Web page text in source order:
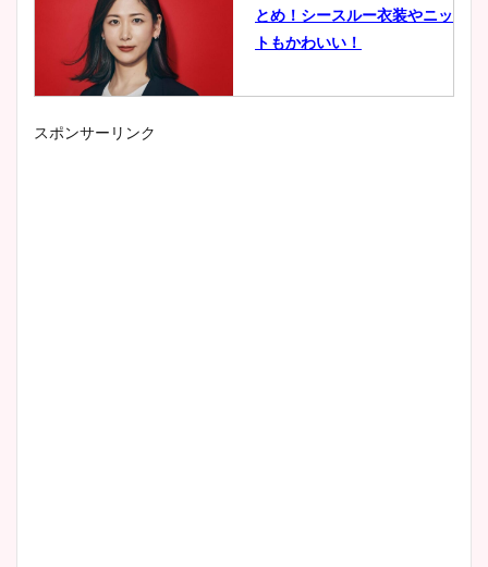
とめ！シースルー衣装やニッ
トもかわいい！
スポンサーリンク